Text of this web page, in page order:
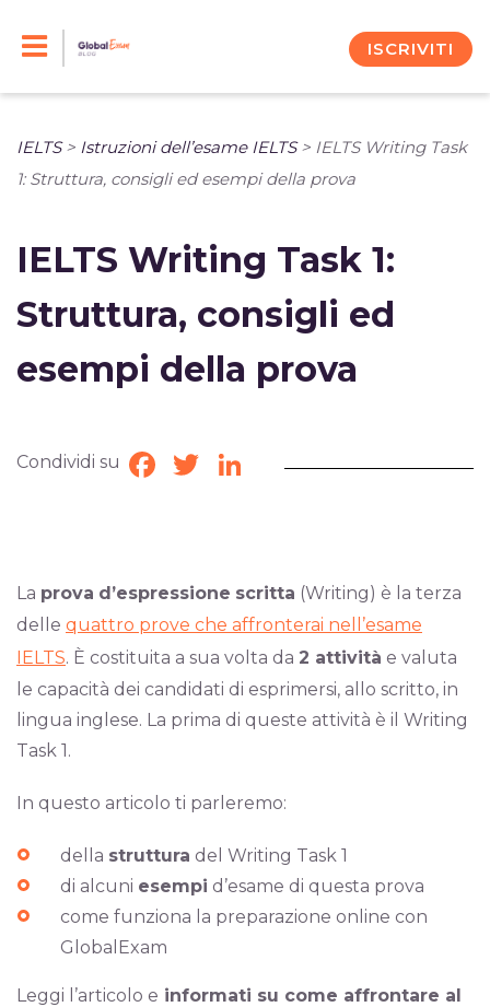
ISCRIVITI
IELTS> Istruzioni dell’esame IELTS> IELTS Writing Task
1: Struttura, consigli ed esempi della prova
IELTS Writing Task 1:
Struttura, consigli ed
esempi della prova
Condividi su Facebook
TwitterLinkedIn
La prova d’espressione scritta (Writing) è la terza
delle quattro prove che affronterai nell’esame
IELTS. È costituita a sua volta da 2 attività e valuta
le capacità dei candidati di esprimersi, allo scritto, in
lingua inglese. La prima di queste attività è il Writing
Task 1.
In questo articolo ti parleremo:
della struttura del Writing Task 1
di alcuni esempi d’esame di questa prova
come funziona la preparazione online con
GlobalExam
Leggi l’articolo e informati su come affrontare al